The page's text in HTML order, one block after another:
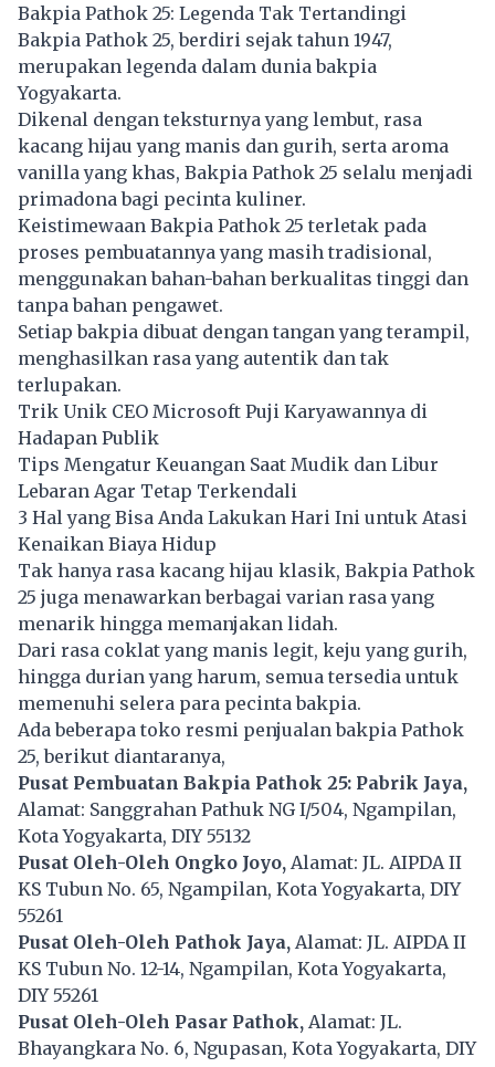
Bakpia Pathok 25: Legenda Tak Tertandingi
Bakpia Pathok 25, berdiri sejak tahun 1947,
merupakan legenda dalam dunia bakpia
Yogyakarta.
Dikenal dengan teksturnya yang lembut, rasa
kacang hijau yang manis dan gurih, serta aroma
vanilla yang khas, Bakpia Pathok 25 selalu menjadi
primadona bagi pecinta kuliner.
Keistimewaan Bakpia Pathok 25 terletak pada
proses pembuatannya yang masih tradisional,
menggunakan bahan-bahan berkualitas tinggi dan
tanpa bahan pengawet.
Setiap bakpia dibuat dengan tangan yang terampil,
menghasilkan rasa yang autentik dan tak
terlupakan.
Trik Unik CEO Microsoft Puji Karyawannya di
Hadapan Publik
Tips Mengatur Keuangan Saat Mudik dan Libur
Lebaran Agar Tetap Terkendali
3 Hal yang Bisa Anda Lakukan Hari Ini untuk Atasi
Kenaikan Biaya Hidup
Tak hanya rasa kacang hijau klasik, Bakpia Pathok
25 juga menawarkan berbagai varian rasa yang
menarik hingga memanjakan lidah.
Dari rasa coklat yang manis legit, keju yang gurih,
hingga durian yang harum, semua tersedia untuk
memenuhi selera para pecinta bakpia.
Ada beberapa toko resmi penjualan bakpia Pathok
25, berikut diantaranya,
Pusat Pembuatan Bakpia Pathok 25: Pabrik Jaya,
Alamat: Sanggrahan Pathuk NG I/504, Ngampilan,
Kota Yogyakarta, DIY 55132
Pusat Oleh-Oleh Ongko Joyo, Alamat: JL. AIPDA II
KS Tubun No. 65, Ngampilan, Kota Yogyakarta, DIY
55261
Pusat Oleh-Oleh Pathok Jaya, Alamat: JL. AIPDA II
KS Tubun No. 12-14, Ngampilan, Kota Yogyakarta,
DIY 55261
Pusat Oleh-Oleh Pasar Pathok, Alamat: JL.
Bhayangkara No. 6, Ngupasan, Kota Yogyakarta, DIY